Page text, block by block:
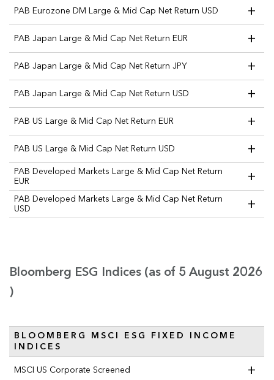
PAB Eurozone DM Large & Mid Cap Net Return USD +
PAB Japan Large & Mid Cap Net Return EUR +
PAB Japan Large & Mid Cap Net Return JPY +
PAB Japan Large & Mid Cap Net Return USD +
PAB US Large & Mid Cap Net Return EUR +
PAB US Large & Mid Cap Net Return USD +
PAB Developed Markets Large & Mid Cap Net Return
EUR
+
PAB Developed Markets Large & Mid Cap Net Return
USD
+
Bloomberg ESG Indices (as of 5 August 2026
)
BLOOMBERG MSCI ESG FIXED INCOME
INDICES
MSCI US Corporate Screened
+